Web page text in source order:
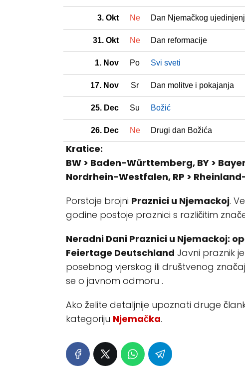
3. Okt Ne Dan Njemačkog
31. Okt Ne Dan reformacije
1. Nov Po Svi sveti
17. Nov Sr Dan molitve i pokajanja
25. Dec Su Božić
26. Dec Ne Drugi dan Božića
Kratice:
BW > Baden-Württemberg, BY >
Nordrhein-Westfalen, RP >
Porstoje brojni Praznici u Njemackoj.
godine postoje praznici s različitim
Neradni Dani Praznici u Njemackoj:
Feiertage Deutschland Javni praznik
posebnog vjerskog ili društvenog
se o javnom odmoru .
Ako želite detaljnije upoznati druge
kategoriju Njemačka.